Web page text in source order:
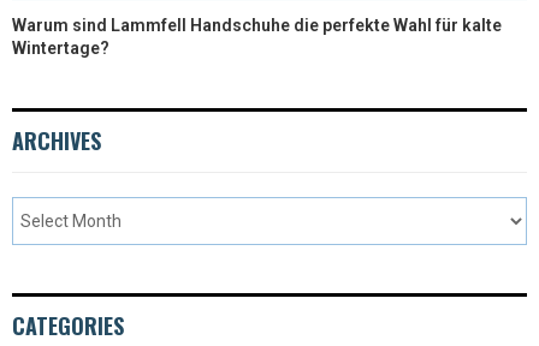
Warum sind Lammfell Handschuhe die perfekte Wahl für kalte
Wintertage?
ARCHIVES
CATEGORIES